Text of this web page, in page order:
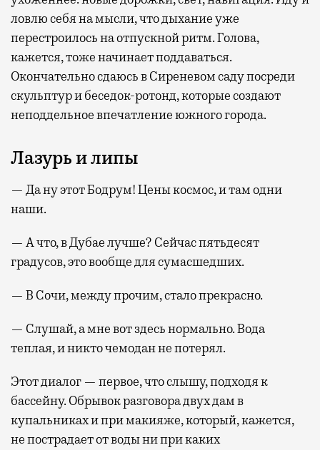
ловлю себя на мысли, что дыхание уже
перестроилось на отпускной ритм. Голова,
кажется, тоже начинает поддаваться.
Окончательно сдаюсь в Сиреневом саду посреди
скульптур и беседок-ротонд, которые создают
неподдельное впечатление южного города.
Лазурь и липы
— Да ну этот Бодрум! Цены космос, и там одни
наши.
— А что, в Дубае лучше? Сейчас пятьдесят
градусов, это вообще для сумасшедших.
— В Сочи, между прочим, стало прекрасно.
— Слушай, а мне вот здесь нормально. Вода
теплая, и никто чемодан не потерял.
Этот диалог — первое, что слышу, подходя к
бассейну. Обрывок разговора двух дам в
купальниках и при макияже, который, кажется,
не пострадает от воды ни при каких